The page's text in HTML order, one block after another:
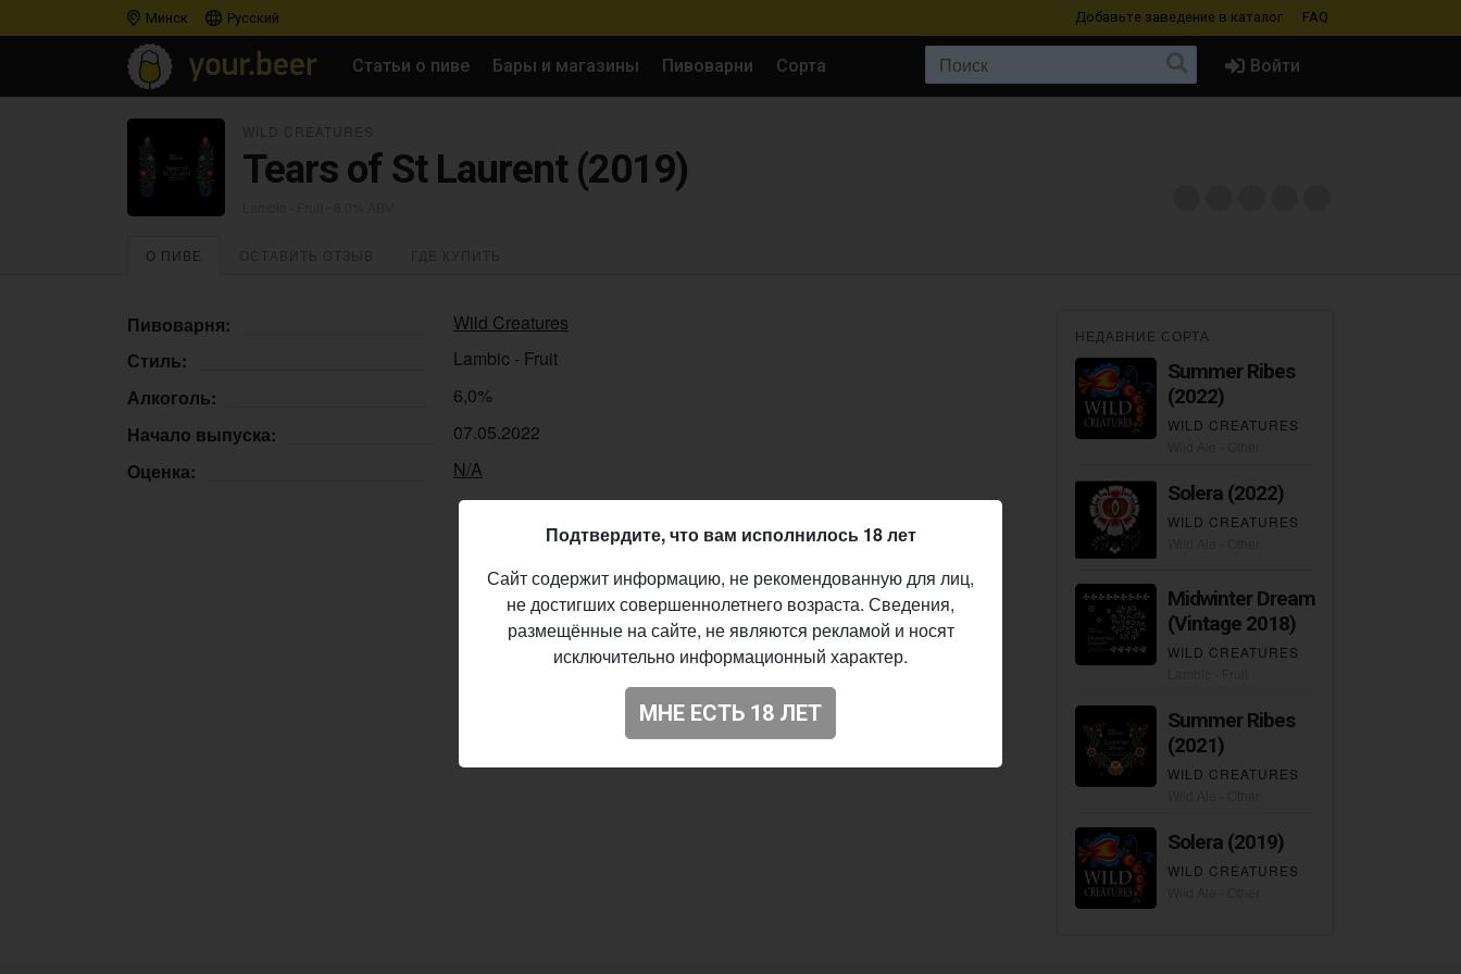
Минск Русский Добавьте заведение в каталог FAQ
Статьи о пиве Бары и магазины Пивоварни Сорта Войти
Tears of St Laurent (2019)
О ПИВЕ
Пивоварня:
Wild Creatures
Стиль:
Lambic - Fruit
Алкоголь:
6,0%
Начало выпуска:
07.05.2022
Оценка:
N/A
НЕДАВНИЕ СОРТА
Summer Ribes
(2022)
WILD CREATURES
Solera (2022)
WILD CREATURES
Midwinter Dream
(Vintage 2018)
WILD CREATURES
Summer Ribes
(2021)
WILD CREATURES
Solera (2019)
WILD CREATURES
Подтвердите, что вам исполнилось 18 лет
Сайт содержит информацию, не рекомендованную для лиц,
не достигших совершеннолетнего возраста. Сведения,
размещённые на сайте, не являются рекламой и носят
исключительно информационный характер.
МНЕ ЕСТЬ 18 ЛЕТ